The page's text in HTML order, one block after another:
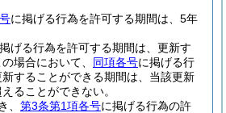
に掲げる行為を許可する期間は、5年
げる行為を許可する期間は、更新す
の場合において、 同項各号に掲げる行
することができる期間は、当該更新
ることができない。
、 第3条第1項各号に掲げる行為の許